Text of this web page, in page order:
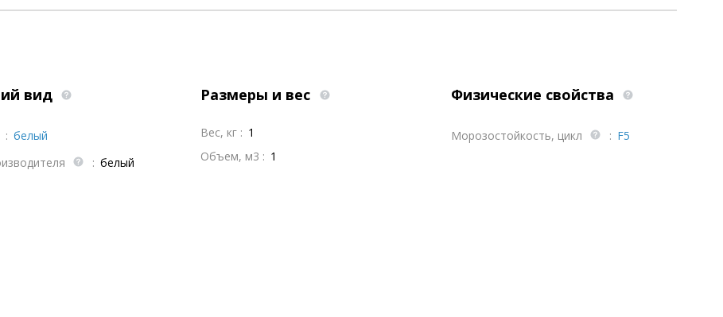
вид
: белый
: белый
Размеры и вес
Вес, кг : 1
Объем, м3 : 1
Физические свойства
Морозостойкость, цикл : F5